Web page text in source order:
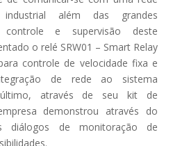
além das grandes
controle e supervisão deste
o relé SRW01 – Smart Relay
controle de velocidade fixa e
de rede ao sistema
último, através de seu kit de
demonstrou através do
diálogos de monitoração de